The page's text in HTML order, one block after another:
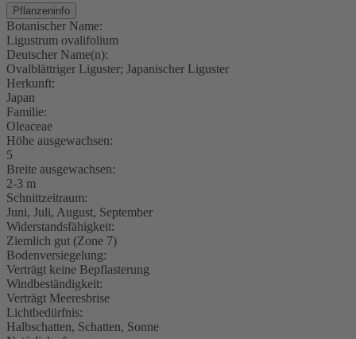
Pflanzeninfo
Botanischer Name:
Ligustrum ovalifolium
Deutscher Name(n):
Ovalblättriger Liguster; Japanischer Liguster
Herkunft:
Japan
Familie:
Oleaceae
Höhe ausgewachsen:
5
Breite ausgewachsen:
2-3 m
Schnittzeitraum:
Juni, Juli, August, September
Widerstandsfähigkeit:
Ziemlich gut (Zone 7)
Bodenversiegelung:
Verträgt keine Bepflasterung
Windbeständigkeit:
Verträgt Meeresbrise
Lichtbedürfnis:
Halbschatten, Schatten, Sonne